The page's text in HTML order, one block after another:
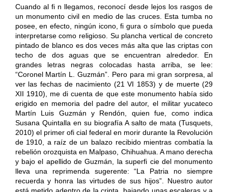
Cuando al fi n llegamos, reconocí desde lejos los rasgos de
un monumento civil en medio de las cruces. Esta tumba no
posee, en efecto, ningún icono, fi gura o símbolo que pueda
interpretarse como religioso. Su plancha vertical de concreto
pintado de blanco es dos veces más alta que las criptas con
techo de dos aguas que se encuentran alrededor. En
grandes letras negras colocadas hasta arriba, se lee:
“Coronel Martín L. Guzmán”. Pero para mi gran sorpresa, al
ver las fechas de nacimiento (21 VI 1853) y de muerte (29
XII 1910), me di cuenta de que este monumento había sido
erigido en memoria del padre del autor, el militar yucateco
Martín Luis Guzmán y Rendón, quien fue, como indica
Susana Quintalla en su biografía A salto de mata (Tusquets,
2010) el primer ofi cial federal en morir durante la Revolución
de 1910, a raíz de un balazo recibido mientras combatía la
rebelión orozquista en Malpaso, Chihuahua. A mano derecha
y bajo el apellido de Guzmán, la superfi cie del monumento
lleva una reprimenda sugerente: “La Patria no siempre
recuerda y honra las virtudes de sus hijos”. Nuestro autor